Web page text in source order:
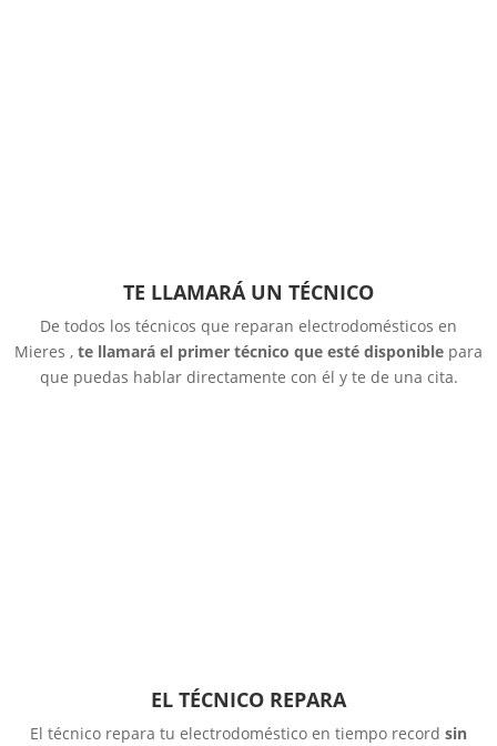
TE LLAMARÁ UN TÉCNICO
De todos los técnicos que reparan electrodomésticos en
Mieres , te llamará el primer técnico que esté disponible para
que puedas hablar directamente con él y te de una cita.
EL TÉCNICO REPARA
El técnico repara tu electrodoméstico en tiempo record sin